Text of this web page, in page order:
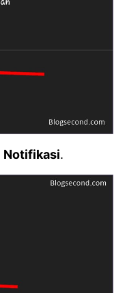
Notifikasi.